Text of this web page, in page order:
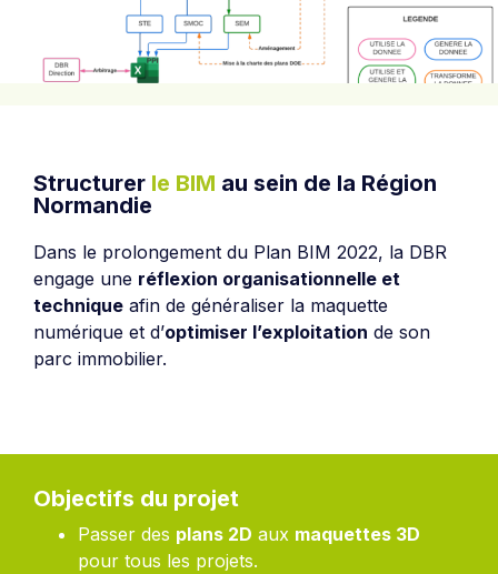
Structurer le BIM au sein de la Région
Normandie
Dans le prolongement du Plan BIM 2022, la DBR
engage une réflexion organisationnelle et
technique afin de généraliser la maquette
numérique et d’optimiser l’exploitation de son
parc immobilier.
Objectifs du projet
Passer des plans 2D aux maquettes 3D
pour tous les projets.